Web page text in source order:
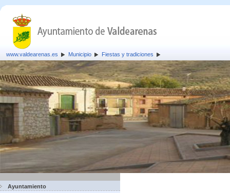
www.valdearenas.es Municipio Fiestas y tradiciones
Ayuntamiento